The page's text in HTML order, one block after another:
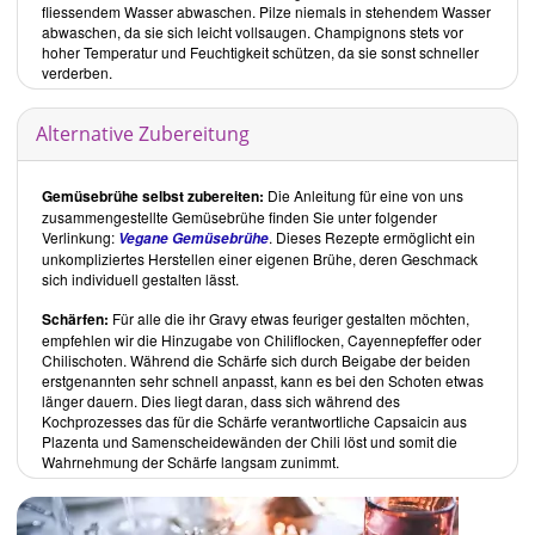
In diesem Kapitel ist die Grundzutat nicht derBurger, sondern Nudeln,
Getreide oder Brötchen. Hinzu kommen Schichten aus Gemüse,
frischem Blattgemüse und pflanzlichen Proteinquellen wie Seitan
oder Tempeh. Es entstehen Gerichte wie die
mit Tomaten-Gravyund dieZitronengras-Tempehfleischbällchen mit
Erdnussbutter-Satay.
Bohnen-Hanf-BrowniesundCashew-Ingwer-Milchreisaufgeführt.
Das Buch schliesst mit einemIndexab.
Gesamteindruck
Protein NinjavonTerry Hope Romero
sie neben den in den Zutaten natürlich vorkommenden Eiweissen,
leider auch pflanzliche Proteinpulver. Da verschiedene Eiweisspulver
zum Einsatz kommen, ist der Kauf mehrerer teurer Produkte
erforderlich.
Proteinpulver sind industrielle Massenware. Diesen Protein-Isolaten,
fehlen die wertvollensekundären Pflanzenstoffe, die vollwertige
pflanzliche Proteinquellen enthalten. Ihre Verwendung vermittelt den
Eindruck, dass der Proteinbedarf nicht über natürliche, vollwertige
Lebensmittel deckbar ist. Dies ist ein Trugschluss. Auch ohne teure
Eiweisspulver lässt sich der Bedarf problemlos decken. Zudem ist der
fliessendem Wasser abwaschen. Pilze niemals in stehendem Wasser
abwaschen, da sie sich leicht vollsaugen. Champignons stets vor
hoher Temperatur und Feuchtigkeit schützen, da sie sonst schneller
verderben.
Alternative Zubereitung
Gemüsebrühe selbst zubereiten: Die Anleitung für eine von uns
zusammengestellte Gemüsebrühe finden Sie unter folgender
Verlinkung: Vegane Gemüsebrühe. Dieses Rezepte ermöglicht ein
unkompliziertes Herstellen einer eigenen Brühe, deren Geschmack
sich individuell gestalten lässt.
Schärfen: Für alle die ihr Gravy etwas feuriger gestalten möchten,
empfehlen wir die Hinzugabe von Chiliflocken, Cayennepfeffer oder
Chilischoten. Während die Schärfe sich durch Beigabe der beiden
erstgenannten sehr schnell anpasst, kann es bei den Schoten etwas
länger dauern. Dies liegt daran, dass sich während des
Kochprozesses das für die Schärfe verantwortliche Capsaicin aus
Plazenta und Samenscheidewänden der Chili löst und somit die
Wahrnehmung der Schärfe langsam zunimmt.